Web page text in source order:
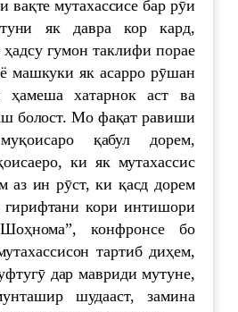
вақте мутахассисе бар рӯи
як давра кор кард,
ҳадсу гумон таклифи порае
машкуки як асарро рӯшан
хатарнок аст ва
болост. Мо фақат равиши
қабул дорем,
ки як мутахассис
аз ин рӯст, ки қасд дорем
гирифтани кори интишори
конфронсе бо
тартиб диҳем,
дар мавриди мутуне,
шудааст, замина